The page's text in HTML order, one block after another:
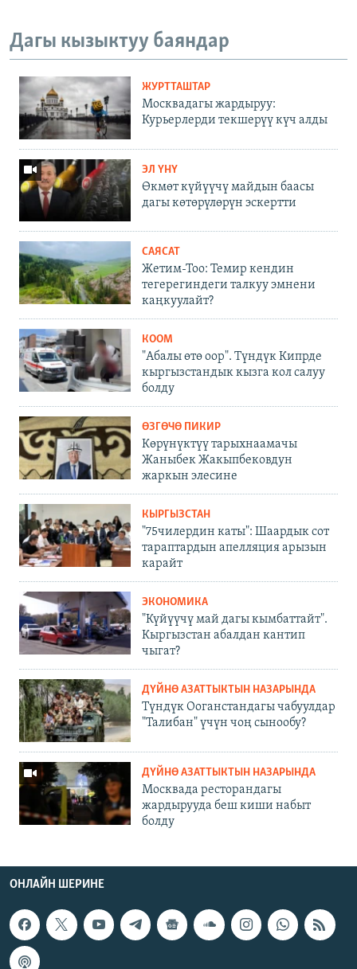
Дагы кызыктуу баяндар
ЖУРТТАШТАР
Москвадагы жардыруу:
Курьерлерди текшерүү күч алды
ЭЛ ҮНҮ
Өкмөт күйүүчү майдын баасы
дагы көтөрүлөрүн эскертти
САЯСАТ
Жетим-Тоо: Темир кендин
тегерегиндеги талкуу эмнени
каңкуулайт?
КООМ
"Абалы өтө оор". Түндүк Кипрде
кыргызстандык кызга кол салуу
болду
ӨЗГӨЧӨ ПИКИР
Көрүнүктүү тарыхнаамачы
Жаныбек Жакыпбековдун
жаркын элесине
КЫРГЫЗСТАН
"75чилердин каты": Шаардык сот
тараптардын апелляция арызын
карайт
ЭКОНОМИКА
"Күйүүчү май дагы кымбаттайт".
Кыргызстан абалдан кантип
чыгат?
ДҮЙНӨ АЗАТТЫКТЫН НАЗАРЫНДА
Түндүк Ооганстандагы чабуулдар
"Талибан" үчүн чоң сынообу?
ДҮЙНӨ АЗАТТЫКТЫН НАЗАРЫНДА
Москвада ресторандагы
жардырууда беш киши набыт
болду
ОНЛАЙН ШЕРИНЕ